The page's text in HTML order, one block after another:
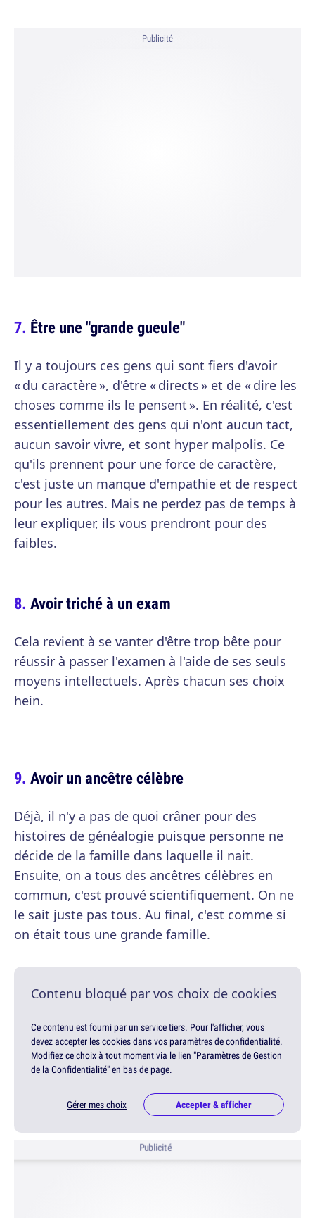
Publicité
Être une "grande gueule"
Il y a toujours ces gens qui sont fiers d'avoir
« du caractère », d'être « directs » et de « dire les
choses comme ils le pensent ». En réalité, c'est
essentiellement des gens qui n'ont aucun tact,
aucun savoir vivre, et sont hyper malpolis. Ce
qu'ils prennent pour une force de caractère,
c'est juste un manque d'empathie et de respect
pour les autres. Mais ne perdez pas de temps à
leur expliquer, ils vous prendront pour des
faibles.
Avoir triché à un exam
Cela revient à se vanter d'être trop bête pour
réussir à passer l'examen à l'aide de ses seuls
moyens intellectuels. Après chacun ses choix
hein.
Avoir un ancêtre célèbre
Déjà, il n'y a pas de quoi crâner pour des
histoires de généalogie puisque personne ne
décide de la famille dans laquelle il nait.
Ensuite, on a tous des ancêtres célèbres en
commun, c'est prouvé scientifiquement. On ne
le sait juste pas tous. Au final, c'est comme si
on était tous une grande famille.
Contenu bloqué par vos choix de cookies
Ce contenu est fourni par un service tiers. Pour l'afficher, vous
devez accepter les cookies dans vos paramètres de confidentialité.
Modifiez ce choix à tout moment via le lien "Paramètres de Gestion
de la Confidentialité" en bas de page.
Gérer mes choix Accepter & afficher
Publicité